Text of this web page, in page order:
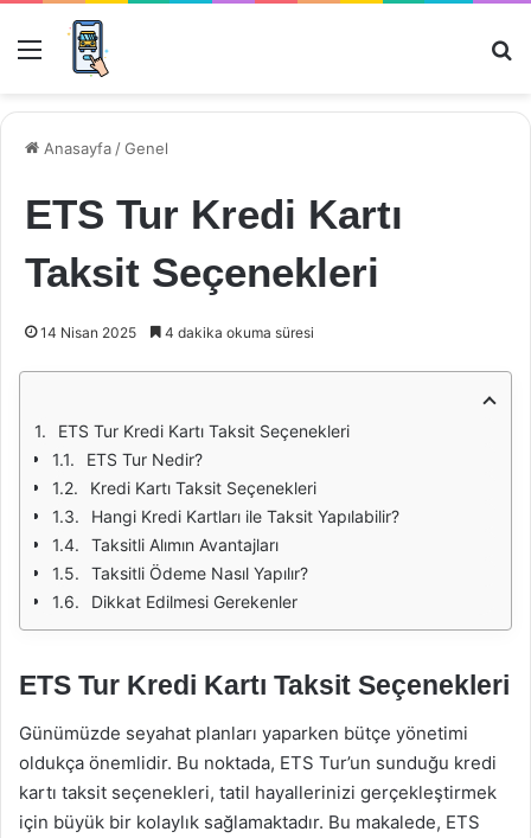
Menü
Anasayfa /Genel
ETS Tur Kredi Kartı
Taksit Seçenekleri
14 Nisan 2025 4 dakika okuma süresi
ETS Tur Kredi Kartı Taksit Seçenekleri
ETS Tur Nedir?
Kredi Kartı Taksit Seçenekleri
Hangi Kredi Kartları ile Taksit Yapılabilir?
Taksitli Alımın Avantajları
Taksitli Ödeme Nasıl Yapılır?
Dikkat Edilmesi Gerekenler
ETS Tur Kredi Kartı Taksit Seçenekleri
Günümüzde seyahat planları yaparken bütçe yönetimi
oldukça önemlidir. Bu noktada, ETS Tur’un sunduğu kredi
kartı taksit seçenekleri, tatil hayallerinizi gerçekleştirmek
için büyük bir kolaylık sağlamaktadır. Bu makalede, ETS